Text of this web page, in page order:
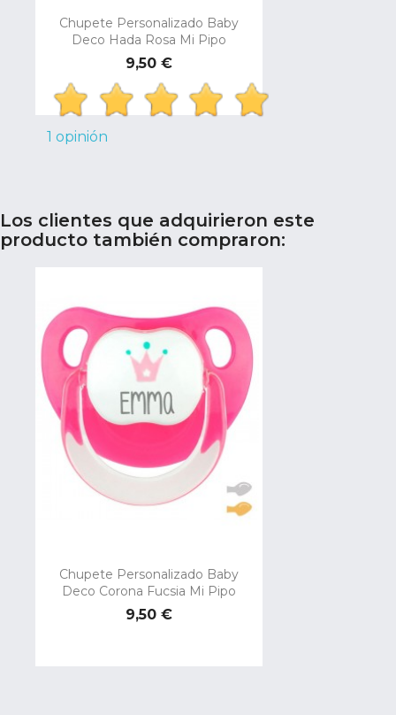
Chupete Personalizado Baby
Deco Hada Rosa Mi Pipo
Precio
9,50 €
1 opinión
Los clientes que adquirieron este
producto también compraron:
Chupete Personalizado Baby
Deco Corona Fucsia Mi Pipo
Precio
9,50 €